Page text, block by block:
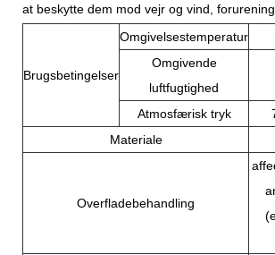
at beskytte dem mod vejr og vind,
Brugsbetingelser
Omgivelsestemperatur
Omgivende
luftfugtighed
Atmosfærisk tryk
Materiale
Overfladebehandling